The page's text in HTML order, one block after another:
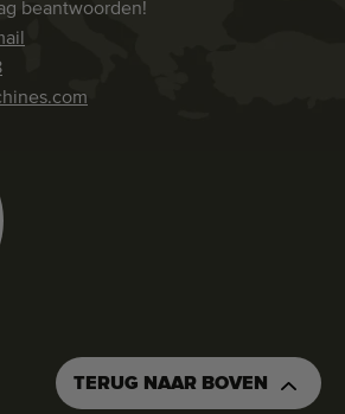
beantwoorden!
TERUG NAAR BOVEN